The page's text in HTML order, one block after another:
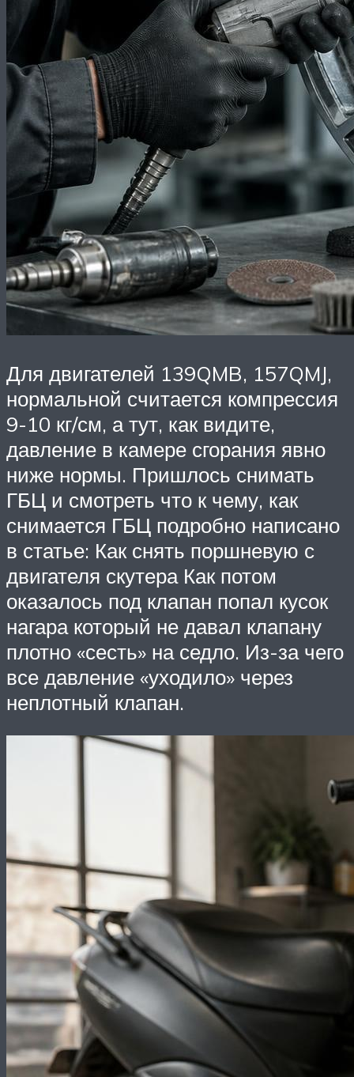
Для двигателей 139QMB, 157QMJ,
нормальной считается компрессия
9-10 кг/см, а тут, как видите,
давление в камере сгорания явно
ниже нормы. Пришлось снимать
ГБЦ и смотреть что к чему, как
снимается ГБЦ подробно написано
в статье: Как снять поршневую с
двигателя скутера Как потом
оказалось под клапан попал кусок
нагара который не давал клапану
плотно «сесть» на седло. Из-за чего
все давление «уходило» через
неплотный клапан.